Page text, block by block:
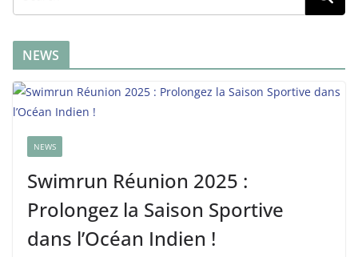
NEWS
NEWS
Swimrun Réunion 2025 :
Prolongez la Saison Sportive
dans l’Océan Indien !